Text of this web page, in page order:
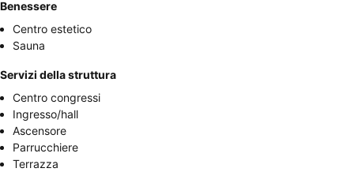
Benessere
Centro estetico
Sauna
Servizi della struttura
Centro congressi
Ingresso/hall
Ascensore
Parrucchiere
Terrazza